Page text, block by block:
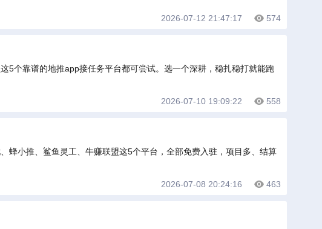
2026-07-12 21:47:17 574
5个靠谱的地推app接任务平台都可尝试。选一个深耕，稳扎稳打就能跑
2026-07-10 19:09:22 558
蜂小推、鲨鱼灵工、牛赚联盟这5个平台，全部免费入驻，项目多、结算
2026-07-08 20:24:16 463